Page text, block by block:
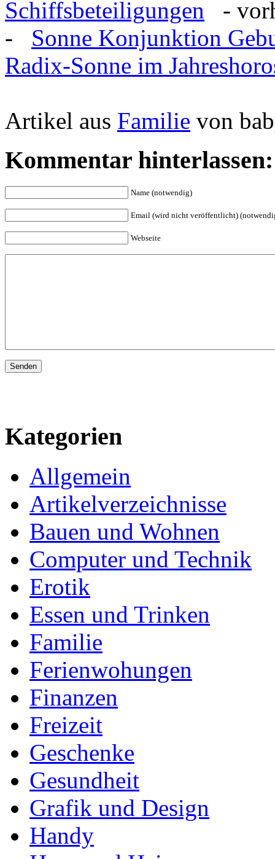
Schiffsbeteiligungen -
- Sonne Konjunktion
Radix-Sonne im
Artikel aus Familie von
Kommentar hinterlassen:
Name (notwendig)
Email (wird nicht veröffentlicht)
Webseite
Kategorien
Allgemein
Artikelverzeichnisse
Bauen und Wohnen
Computer und Technik
Erotik
Essen und Trinken
Familie
Ferienwohungen
Finanzen
Freizeit
Geschenke
Gesundheit
Grafik und Design
Handy